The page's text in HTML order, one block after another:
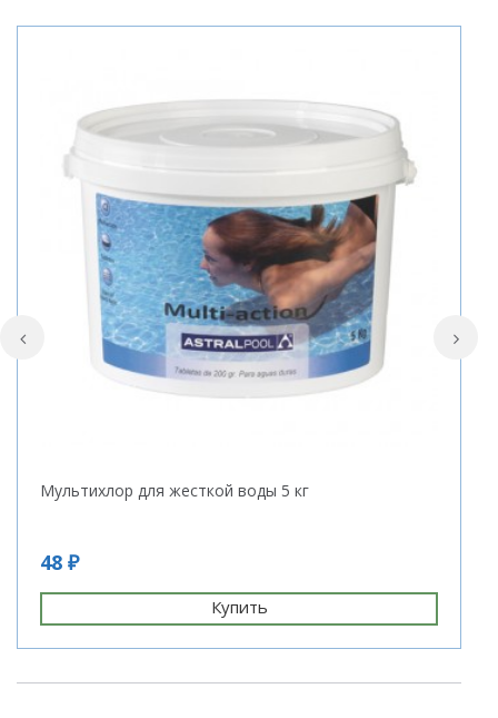
Мультихлор для жесткой воды 5 кг
48 ₽
Купить